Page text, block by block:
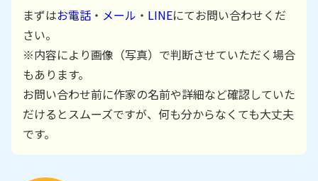
まずはお電話 ・ メール ・ LINEにてお問い合わせくだ
さい。
※内容により画像（写真）で判断させていただく場合
もあります。
お問い合わせ前に作家の名前や詳細など確認していた
だけるとスムーズですが、何も分からなくても大丈夫
です。